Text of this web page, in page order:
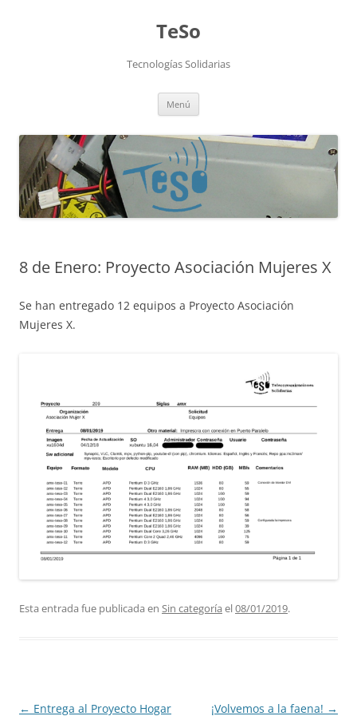
TeSo
Tecnologías Solidarias
Menú
8 de Enero: Proyecto Asociación Mujeres X
Se han entregado 12 equipos a Proyecto Asociación
Mujeres X.
Esta entrada fue publicada en Sin categoría el08/01/2019.
Navegación
← Entrega al Proyecto Hogar
¡Volvemos a la faena! →